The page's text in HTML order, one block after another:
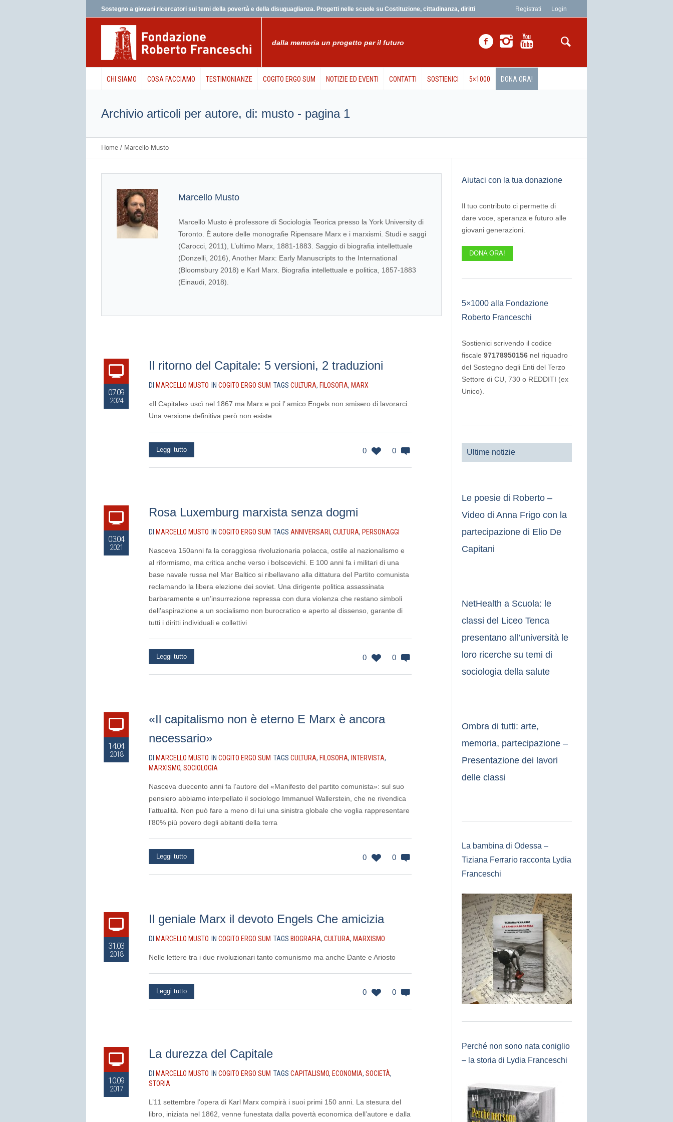
Registrati Login
Sostegno a giovani ricercatori sui temi della povertà e della disuguaglianza. Progetti nelle scuole su Costituzione, cittadinanza, diritti
dalla memoria un progetto per il futuro
CHI SIAMO COSA FACCIAMO TESTIMONIANZE COGITO ERGO SUM NOTIZIE ED EVENTI CONTATTI SOSTIENICI 5×1000 DONA ORA!
Archivio articoli per autore, di: musto - pagina 1
Home / Marcello Musto
Marcello Musto
Marcello Musto è professore di Sociologia Teorica presso la York University di
Toronto. È autore delle monografie Ripensare Marx e i marxismi. Studi e saggi
(Carocci, 2011), L’ultimo Marx, 1881-1883. Saggio di biografia intellettuale
(Donzelli, 2016), Another Marx: Early Manuscripts to the International
(Bloomsbury 2018) e Karl Marx. Biografia intellettuale e politica, 1857-1883
(Einaudi, 2018).
07.09
2024
Il ritorno del Capitale: 5 versioni, 2 traduzioni
DI MARCELLO MUSTO IN COGITO ERGO SUM TAGS CULTURA, FILOSOFIA, MARX
«Il Capitale» uscì nel 1867 ma Marx e poi l’ amico Engels non smisero di lavorarci.
Una versione definitiva però non esiste
0 0
Leggi tutto
03.04
2021
Rosa Luxemburg marxista senza dogmi
DI MARCELLO MUSTO IN COGITO ERGO SUM TAGS ANNIVERSARI , CULTURA, PERSONAGGI
Nasceva 150anni fa la coraggiosa rivoluzionaria polacca, ostile al nazionalismo e
al riformismo, ma critica anche verso i bolscevichi. E 100 anni fa i militari di una
base navale russa nel Mar Baltico si ribellavano alla dittatura del Partito comunista
reclamando la libera elezione dei soviet. Una dirigente politica assassinata
barbaramente e un’insurrezione repressa con dura violenza che restano simboli
dell’aspirazione a un socialismo non burocratico e aperto al dissenso, garante di
tutti i diritti individuali e collettivi
0 0
Leggi tutto
14.04
2018
«Il capitalismo non è eterno E Marx è ancora
necessario»
DI MARCELLO MUSTO IN COGITO ERGO SUM TAGS CULTURA, FILOSOFIA, INTERVISTA,
MARXISMO, SOCIOLOGIA
Nasceva duecento anni fa l’autore del «Manifesto del partito comunista»: sul suo
pensiero abbiamo interpellato il sociologo Immanuel Wallerstein, che ne rivendica
l’attualità. Non può fare a meno di lui una sinistra globale che voglia rappresentare
l’80% più povero degli abitanti della terra
0 0
Leggi tutto
31.03
2018
Il geniale Marx il devoto Engels Che amicizia
DI MARCELLO MUSTO IN COGITO ERGO SUM TAGS BIOGRAFIA, CULTURA, MARXISMO
Nelle lettere tra i due rivoluzionari tanto comunismo ma anche Dante e Ariosto
0 0
Leggi tutto
10.09
2017
La durezza del Capitale
DI MARCELLO MUSTO IN COGITO ERGO SUM TAGS CAPITALISMO, ECONOMIA, SOCIETÀ,
STORIA
L’11 settembre l’opera di Karl Marx compirà i suoi primi 150 anni. La stesura del
libro, iniziata nel 1862, venne funestata dalla povertà economica dell’autore e dalla
Aiutaci con la tua donazione
Il tuo contributo ci permette di
dare voce, speranza e futuro alle
giovani generazioni.
DONA ORA!
5×1000 alla Fondazione
Roberto Franceschi
Sostienici scrivendo il codice
fiscale97178950156 nel riquadro
del Sostegno degli Enti del Terzo
Settore di CU, 730 o REDDITI (ex
Unico).
Ultime notizie
Le poesie di Roberto –
Video di Anna Frigo con la
partecipazione di Elio De
Capitani
NetHealth a Scuola: le
classi del Liceo Tenca
presentano all’università le
loro ricerche su temi di
sociologia della salute
Ombra di tutti: arte,
memoria, partecipazione –
Presentazione dei lavori
delle classi
La bambina di Odessa –
Tiziana Ferrario racconta Lydia
Franceschi
Perché non sono nata coniglio
– la storia di Lydia Franceschi